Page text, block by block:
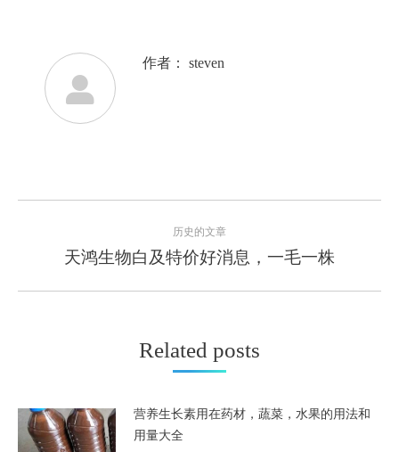
作者： steven
导
历史的文章
历
章：
天鸿生物白及特价好消息，一毛一株
Related posts
营养生长素用在药材，蔬菜，水果的用法和
用量大全